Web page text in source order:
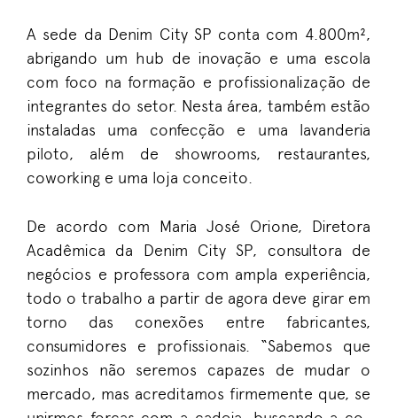
A sede da Denim City SP conta com 4.800m²,
abrigando um hub de inovação e uma escola
com foco na formação e profissionalização de
integrantes do setor. Nesta área, também estão
instaladas uma confecção e uma lavanderia
piloto, além de showrooms, restaurantes,
coworking e uma loja conceito.
De acordo com Maria José Orione, Diretora
Acadêmica da Denim City SP, consultora de
negócios e professora com ampla experiência,
todo o trabalho a partir de agora deve girar em
torno das conexões entre fabricantes,
consumidores e profissionais. “Sabemos que
sozinhos não seremos capazes de mudar o
mercado, mas acreditamos firmemente que, se